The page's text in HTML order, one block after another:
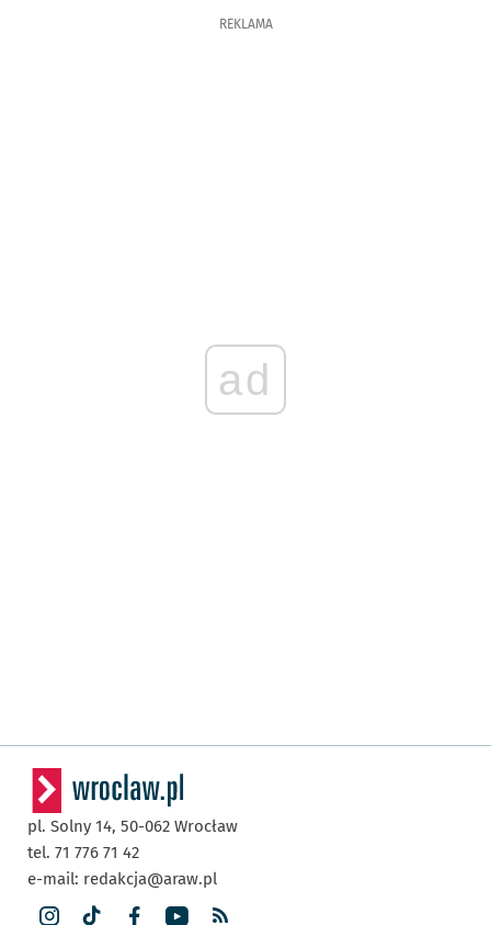
REKLAMA
ad
pl. Solny 14, 50-062 Wrocław
tel. 71 776 71 42
e-mail: redakcja@araw.pl